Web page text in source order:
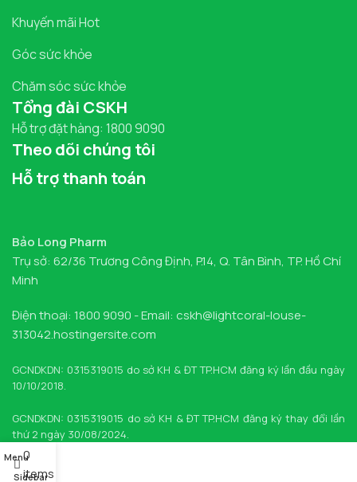
Khuyến mãi Hot
Góc sức khỏe
Chăm sóc sức khỏe
Tổng đài CSKH
Hỗ trợ đặt hàng: 1800 9090
Theo dõi chúng tôi
Hỗ trợ thanh toán
Bảo Long Pharm
Trụ sở: 62/36 Trương Công Định, P.14, Q. Tân Bình, TP. Hồ Chí
Minh
Điện thoại: 1800 9090 - Email: cskh@lightcoral-louse-
313042.hostingersite.com
GCNDKDN: 0315319015 do sở KH & ĐT TP.HCM đăng ký lần đầu ngày
10/10/2018.
GCNDKDN: 0315319015 do sở KH & ĐT TP.HCM đăng ký thay đổi lần
thứ 2 ngày 30/08/2024.
Menu
Sidebar
0
items